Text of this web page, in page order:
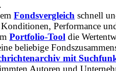
Fondsvergleich schnell
Performance
Portfolio-Tool die
beliebige
mit
Autoren und